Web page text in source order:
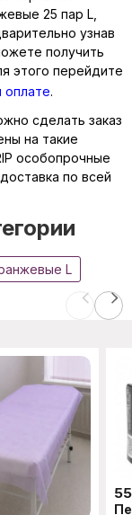
25 пар L,
узнав
получить
этого перейдите
оплате.
сделать заказ
на такие
особопрочные
по всей
L